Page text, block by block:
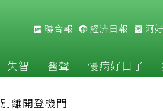
聯合報 經濟日報 河
失智 醫聲 慢病好日子
離開登機門